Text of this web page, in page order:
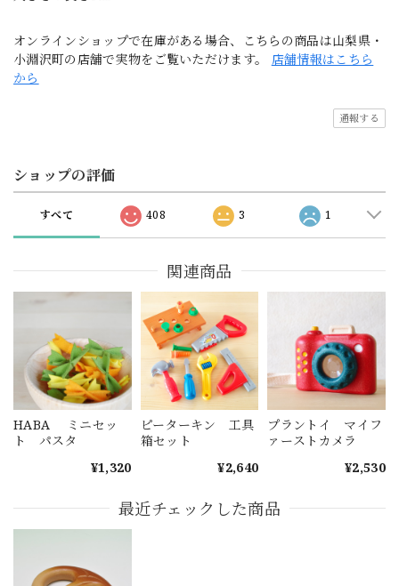
オンラインショップで在庫がある場合、こちらの商品は山梨県・
小淵沢町の店舗で実物をご覧いただけます。 店舗情報はこちら
から
通報する
ショップの評価
すべて 408 3 1
関連商品
HABA ミニセッ
ト パスタ
¥1,320
ピーターキン 工具
箱セット
¥2,640
プラントイ マイフ
ァーストカメラ
¥2,530
最近チェックした商品